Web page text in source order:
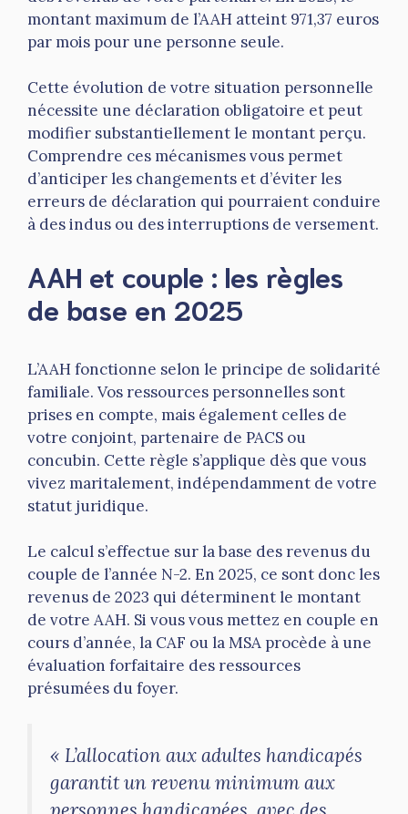
montant maximum de l’AAH atteint 971,37 euros
par mois pour une personne seule.
Cette évolution de votre situation personnelle
nécessite une déclaration obligatoire et peut
modifier substantiellement le montant perçu.
Comprendre ces mécanismes vous permet
d’anticiper les changements et d’éviter les
erreurs de déclaration qui pourraient conduire
à des indus ou des interruptions de versement.
AAH et couple : les règles
de base en 2025
L’AAH fonctionne selon le principe de solidarité
familiale. Vos ressources personnelles sont
prises en compte, mais également celles de
votre conjoint, partenaire de PACS ou
concubin. Cette règle s’applique dès que vous
vivez maritalement, indépendamment de votre
statut juridique.
Le calcul s’effectue sur la base des revenus du
couple de l’année N-2. En 2025, ce sont donc les
revenus de 2023 qui déterminent le montant
de votre AAH. Si vous vous mettez en couple en
cours d’année, la CAF ou la MSA procède à une
évaluation forfaitaire des ressources
présumées du foyer.
« L’allocation aux adultes handicapés
garantit un revenu minimum aux